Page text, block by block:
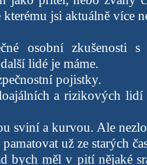
jsi aktuálně více
osobní zkušenosti s
lidé je máme.
pojistky.
a rizikových
sviní a kurvou. Ale
už ze starých
bych měl v pití nějaké